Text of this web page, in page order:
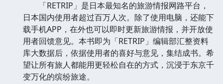
「RETRIP」是日本最知名的旅游情报网路平台，
日本国内使用者超过百万人次。除了使用电脑，还能下
载手机APP，在外也可以即时更新旅游情报，并开放使
用者回馈意见。本书即为「RETRIP」编辑部汇整资料
库大数据后，依据使用者的喜好与意见，集结成书。希
望让所有旅人都能用更轻松自在的方式，沉浸于东京千
变万化的缤纷旅途。